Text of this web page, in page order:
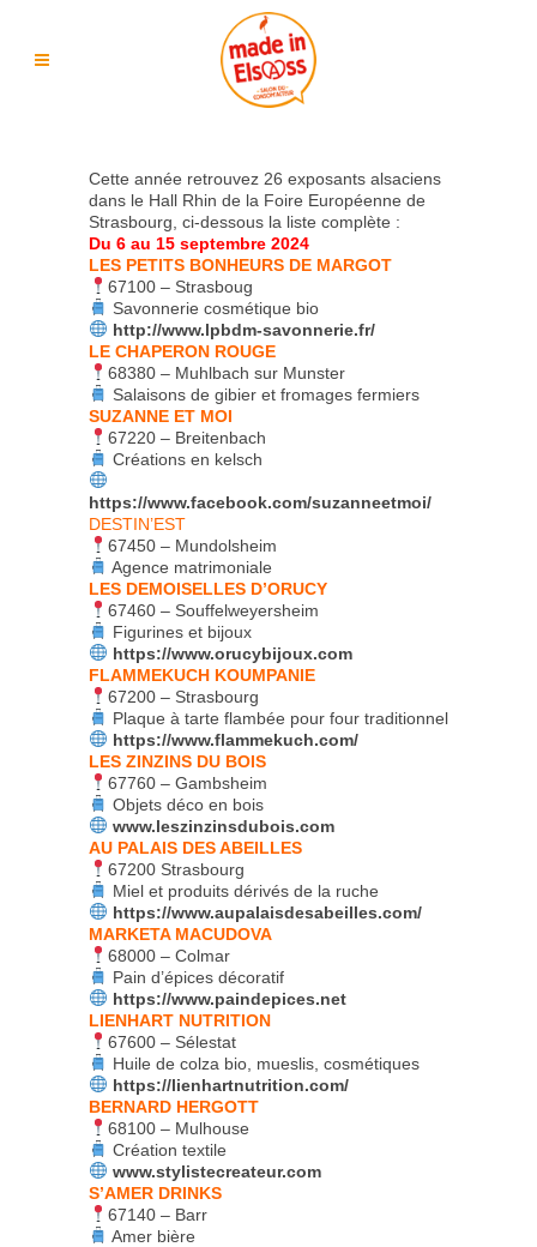
Cette année retrouvez 26 exposants alsaciens
dans le Hall Rhin de la Foire Européenne de
Strasbourg, ci-dessous la liste complète :
Du 6 au 15 septembre 2024
LES PETITS BONHEURS DE MARGOT
67100 – Strasboug
Savonnerie cosmétique bio
http://www.lpbdm-savonnerie.fr/
LE CHAPERON ROUGE
68380 – Muhlbach sur Munster
Salaisons de gibier et fromages fermiers
SUZANNE ET MOI
67220 – Breitenbach
Créations en kelsch
https://www.facebook.com/suzanneetmoi/
DESTIN’EST
67450 – Mundolsheim
Agence matrimoniale
LES DEMOISELLES D’ORUCY
67460 – Souffelweyersheim
Figurines et bijoux
https://www.orucybijoux.com
FLAMMEKUCH KOUMPANIE
67200 – Strasbourg
Plaque à tarte flambée pour four traditionnel
https://www.flammekuch.com/
LES ZINZINS DU BOIS
67760 – Gambsheim
Objets déco en bois
www.leszinzinsdubois.com
AU PALAIS DES ABEILLES
67200 Strasbourg
Miel et produits dérivés de la ruche
https://www.aupalaisdesabeilles.com/
MARKETA MACUDOVA
68000 – Colmar
Pain d’épices décoratif
https://www.paindepices.net
LIENHART NUTRITION
67600 – Sélestat
Huile de colza bio, mueslis, cosmétiques
https://lienhartnutrition.com/
BERNARD HERGOTT
68100 – Mulhouse
Création textile
www.stylistecreateur.com
S’AMER DRINKS
67140 – Barr
Amer bière